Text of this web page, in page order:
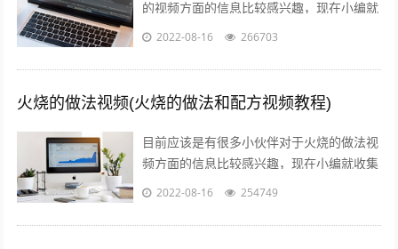
的视频方面的信息比较感兴趣，现在小编就
收集了一些与叉子火烧的制作方法和视频相
2022-08-16 266703
火烧的做法视频(火烧的做法和配方视频教程)
目前应该是有很多小伙伴对于火烧的做法视
频方面的信息比较感兴趣，现在小编就收集
了一些与火烧的做法和配方视频教程相关的
2022-08-16 254749